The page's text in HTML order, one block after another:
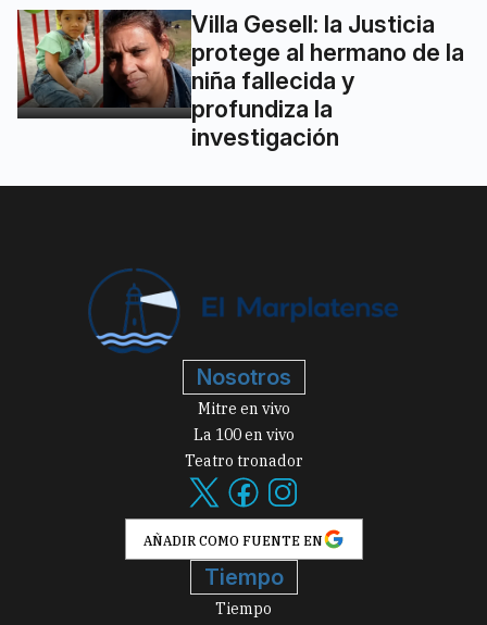
Villa Gesell: la Justicia
protege al hermano de la
niña fallecida y
profundiza la
investigación
Nosotros
Mitre en vivo
La 100 en vivo
Teatro tronador
AÑADIR COMO FUENTE EN
Tiempo
Tiempo